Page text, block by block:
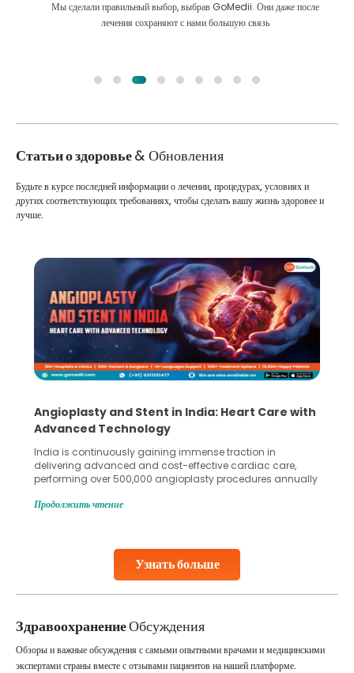
Мы сделали правильный выбор, выбрав GoMedii. Они даже после
лечения сохраняют с нами большую связь
Статьи о здоровье& Обновления
Узнать больше
Будьте в курсе последней информации о лечении, процедурах, условиях и
других соответствующих требованиях, чтобы сделать вашу жизнь здоровее и
лучше.
Angioplasty and Stent in India: Heart Care with
Advanced Technology
India is continuously gaining immense traction in
delivering advanced and cost-effective cardiac care,
performing over 500,000 angioplasty procedures annually
globe are searching for treatments like angioplasty and
Studies, such as one published
Продолжить чтение
ЗдравоохранениеОбсуждения
Обзоры и важные обсуждения с самыми опытными врачами и медицинскими
экспертами страны вместе с отзывами пациентов на нашей платформе.